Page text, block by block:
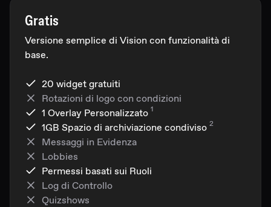
Gratis
Versione semplice di Vision con funzionalità di
base.
20 widget gratuiti
Rotazioni di logo con condizioni
1 Overlay Personalizzato 1
1GB Spazio di archiviazione condiviso 2
Messaggi in Evidenza
Lobbies
Permessi basati sui Ruoli
Log di Controllo
Quizshows